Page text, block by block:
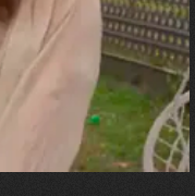
моря,
Я ледве